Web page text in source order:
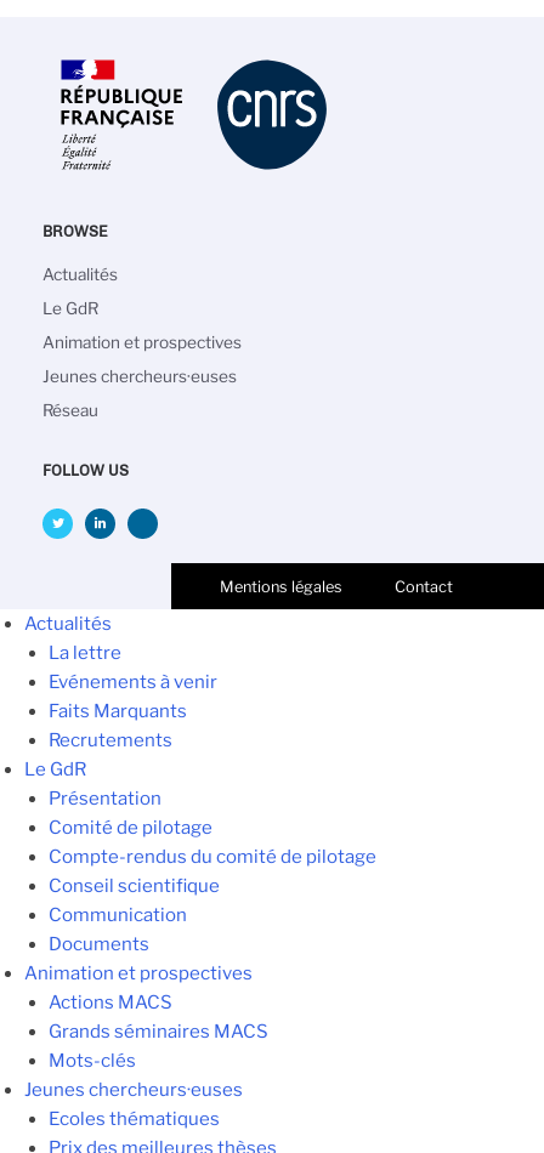
BROWSE
Navigation
principale
Actualités
Le GdR
Animation et prospectives
Jeunes chercheurs·euses
Réseau
FOLLOW US
Mentions légales Contact
Actualités
La lettre
Evénements à venir
Faits Marquants
Recrutements
Le GdR
Présentation
Comité de pilotage
Compte-rendus du comité de pilotage
Conseil scientifique
Communication
Documents
Animation et prospectives
Actions MACS
Grands séminaires MACS
Mots-clés
Jeunes chercheurs·euses
Ecoles thématiques
Prix des meilleures thèses